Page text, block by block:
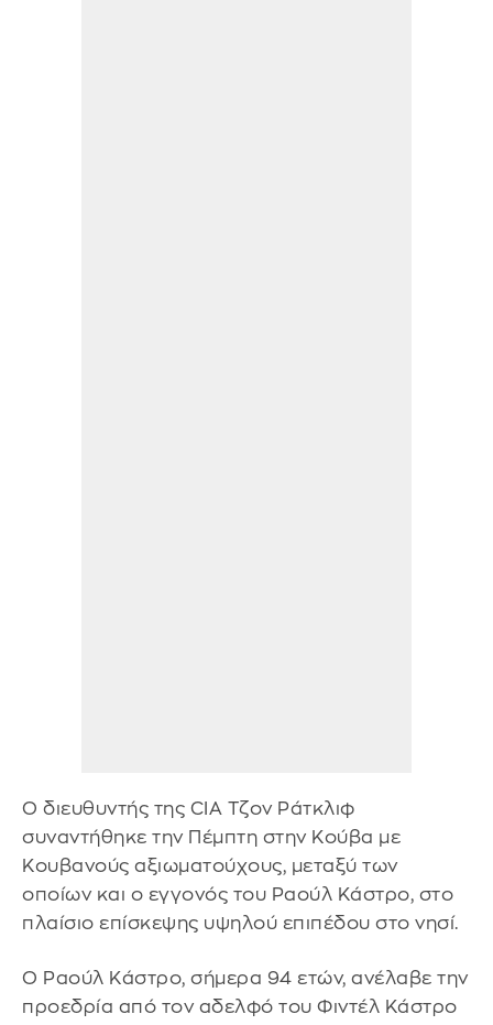
Ο διευθυντής της CIA Τζον Ράτκλιφ
συναντήθηκε την Πέμπτη στην Κούβα με
Κουβανούς αξιωματούχους, μεταξύ των
οποίων και ο εγγονός του Ραούλ Κάστρο, στο
πλαίσιο επίσκεψης υψηλού επιπέδου στο νησί.
Ο Ραούλ Κάστρο, σήμερα 94 ετών, ανέλαβε την
προεδρία από τον αδελφό του Φιντέλ Κάστρο